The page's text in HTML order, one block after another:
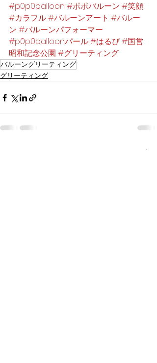
#p0p0balloon #ポポバルーン #笑顔
#カラフル#バルーンアート #バルー
ン #バルーンパフォーマー
#p0p0balloonパール#はるぴ#国営
昭和記念公園 #グリーティング
バルーングリーティング
グリーティング
すべて表示